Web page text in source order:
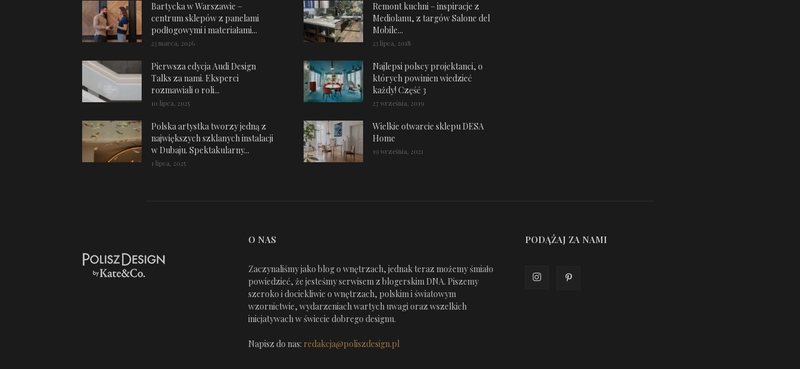
Bartycka w Warszawie –
centrum sklepów z panelami
podłogowymi i materiałami...
23 marca, 2026
Pierwsza edycja Audi Design
Talks za nami. Eksperci
rozmawiali o roli...
10 lipca, 2025
Polska artystka tworzy jedną z
największych szklanych instalacji
w Dubaju. Spektakularny...
1 lipca, 2025
Remont kuchni – inspiracje z
Mediolanu, z targów Salone del
Mobile...
23 lipca, 2018
Najlepsi polscy projektanci, o
których powinien wiedzieć
każdy! Część 3
27 września, 2019
Wielkie otwarcie sklepu DESA
Home
19 września, 2021
O NAS
Zaczynaliśmy jako blog o wnętrzach, jednak teraz możemy śmiało
powiedzieć, że jesteśmy serwisem z blogerskim DNA. Piszemy
szeroko i dociekliwie o wnętrzach, polskim i światowym
wzornictwie, wydarzeniach wartych uwagi oraz wszelkich
inicjatywach w świecie dobrego designu.
Napisz do nas: redakcja@poliszdesign.pl
PODĄŻAJ ZA NAMI